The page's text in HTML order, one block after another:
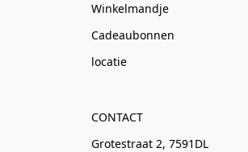
Winkelmandje
Cadeaubonnen
locatie
CONTACT
Grotestraat 2, 7591DL